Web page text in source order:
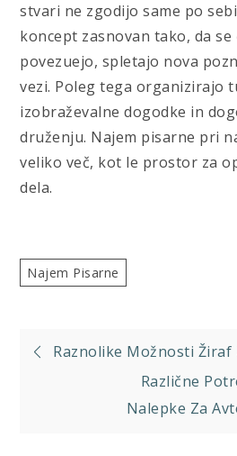
stvari ne zgodijo same po
koncept zasnovan tako, da se
povezuejo, spletajo nova
vezi. Poleg tega organizirajo
izobraževalne dogodke in
druženju. Najem pisarne pri
veliko več, kot le prostor za
dela.
Najem Pisarne
Navigacija
prispevka
Raznolike Možnosti Žiraf
Različne
Nalepke Za